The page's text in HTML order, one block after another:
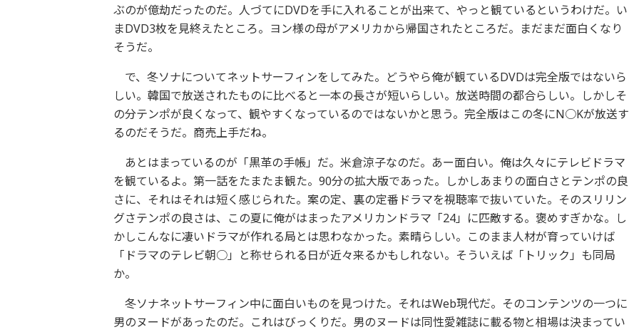
ぶのが億劫だったのだ。人づてにDVDを手に入れることが出来て、やっと観ているというわけだ。い
まDVD3枚を見終えたところ。ヨン様の母がアメリカから帰国されたところだ。まだまだ面白くなり
そうだ。
で、冬ソナについてネットサーフィンをしてみた。どうやら俺が観ているDVDは完全版ではないら
しい。韓国で放送されたものに比べると一本の長さが短いらしい。放送時間の都合らしい。しかしそ
の分テンポが良くなって、観やすくなっているのではないかと思う。完全版はこの冬にN○Kが放送す
るのだそうだ。商売上手だね。
あとはまっているのが「黒革の手帳」だ。米倉涼子なのだ。あー面白い。俺は久々にテレビドラマ
を観ているよ。第一話をたまたま観た。90分の拡大版であった。しかしあまりの面白さとテンポの良
さに、それはそれは短く感じられた。案の定、裏の定番ドラマを視聴率で抜いていた。そのスリリン
グさテンポの良さは、この夏に俺がはまったアメリカンドラマ「24」に匹敵する。褒めすぎかな。し
かしこんなに凄いドラマが作れる局とは思わなかった。素晴らしい。このまま人材が育っていけば
「ドラマのテレビ朝○」と称せられる日が近々来るかもしれない。そういえば「トリック」も同局
か。
冬ソナネットサーフィン中に面白いものを見つけた。それはWeb現代だ。そのコンテンツの一つに
男のヌードがあったのだ。これはびっくりだ。男のヌードは同性愛雑誌に載る物と相場は決まってい